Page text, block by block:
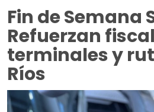
Fin de Semana
Refuerzan
terminales y
Ríos